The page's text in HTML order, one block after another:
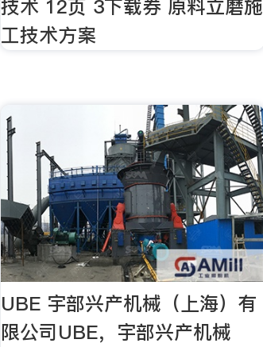
技术 12页 3下载券 原料立磨施
工技术方案
UBE 宇部兴产机械（上海）有
限公司UBE，宇部兴产机械